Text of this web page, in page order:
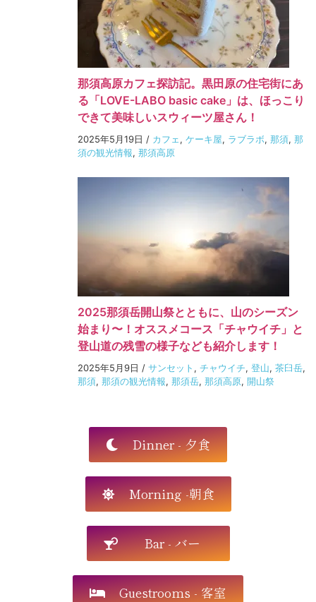
那須高原カフェ探訪記。黒田原の住宅街にあ
る「LOVE-LABO basic cake」は、ほっこり
できて美味しいスウィーツ屋さん！
2025年5月19日 / カフェ, ケーキ屋, ラブラボ, 那須, 那
須の観光情報, 那須高原
2025那須岳開山祭とともに、山のシーズン
始まり〜！オススメコース「チャウイチ」と
登山道の残雪の様子なども紹介します！
2025年5月9日 / サンセット , チャウイチ, 登山, 茶臼岳,
那須, 那須の観光情報, 那須岳, 那須高原, 開山祭
Dinner - 夕食
Morning -朝食
Bar - バー
Guestrooms - 客室